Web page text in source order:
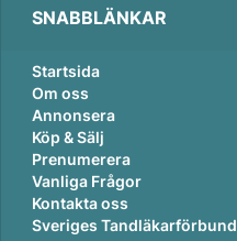
SNABBLÄNKAR
Startsida
Om oss
Annonsera
Köp & Sälj
Prenumerera
Vanliga Frågor
Kontakta oss
Sveriges Tandläkarförbund